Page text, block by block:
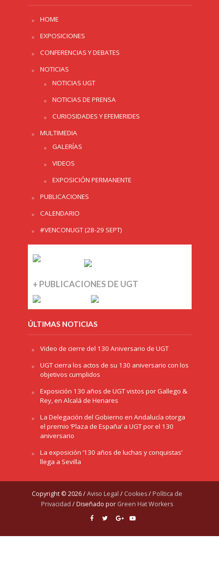
HOME
EXPOSICIONES
CONFERENCIAS Y DEBATES
NOTICIAS
NOTICIAS UGT
NOTICIAS DE PRENSA
CURIOSIDADES Y EFEMERIDES
MULTIMEDIA
GALERÍAS
VIDEOS
EXPOSICIÓN PERMANENTE
PUBLICACIONES
CALENDARIO
#VENCONUGT (28-29 SEPT)
+ PUBLICACIONES DE UGT
ÚLTIMAS NOTICIAS
Video de cierre del 130 Aniversario de UGT
UGT cierra los actos de su 130 aniversario con los
objetivos cumplidos
Exposición 130 años de UGT vistos por Gallego &
Rey, en Alcalá de Henares
La Delegación del Gobierno en Andalucía otorga
el premio ‘Plaza de España’ a UGT por el 130
aniversario
La exposición ‘130 años de luchas y conquistas’
llega a Sevilla
Copyright © 2026 /Aviso Legal / Cookies/ Política de
Privacidad / Diseñado por Green Hat Workers